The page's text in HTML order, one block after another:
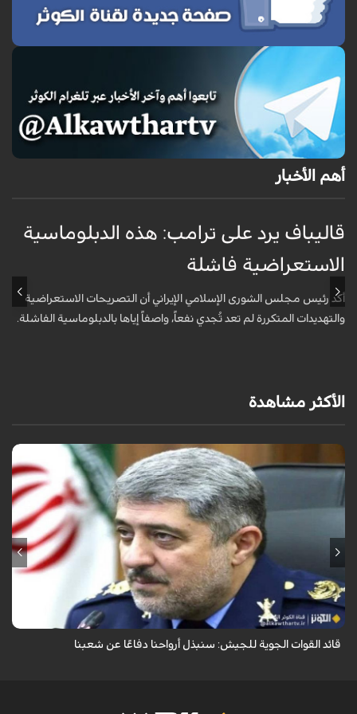
أهم الأخبار
قاليباف يرد على ترامب: هذه الدبلوماسية
الاستعراضية فاشلة
أكد رئيس مجلس الشورى الإسلامي الإيراني أن التصريحات الاستعراضية
والتهديدات المتكررة لم تعد تُجدي نفعاً، واصفاً إياها بالدبلوماسية الفاشلة.
الأكثر مشاهدة
قال قائد القوات الجوية للجيش الايراني العميد الطيار بهمن بهمرد "ان القوات
الجوية للجيش ستبذل الأرواح دفاعًا عن الشعب الإيراني".
قائد القوات الجوية للجيش: سنبذل أرواحنا دفاعًا عن شعبنا